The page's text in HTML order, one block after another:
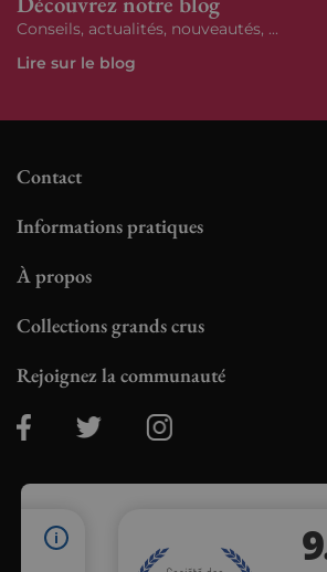
Conseils, actualités, nouveautés, ...
Lire sur le blog
Contact
Informations pratiques
À propos
Collections grands crus
Rejoignez la communauté